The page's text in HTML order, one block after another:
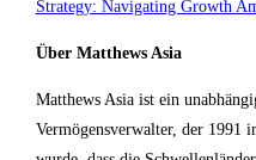
Strategy: Navigating Growth
Über Matthews Asia
Matthews Asia ist ein
Vermögensverwalter, der 1991